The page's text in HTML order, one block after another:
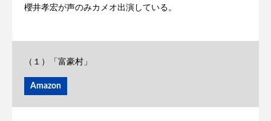
櫻井孝宏が声のみカメオ出演している。
（１）「富豪村」
Amazon